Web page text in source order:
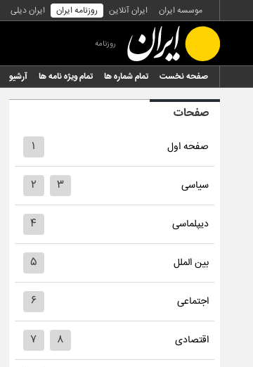
موسسه ایران ایران آنلاین روزنامه ایران ایران دیلی
روزنامه
صفحه نخست تمام شماره ها تمام ویژه نامه ها آرشیو
صفحات
صفحه اول ۱
سیاسی ۲ ۳
دیپلماسی ۴
بین الملل ۵
اجتماعی ۶
اقتصادی ۷ ۸